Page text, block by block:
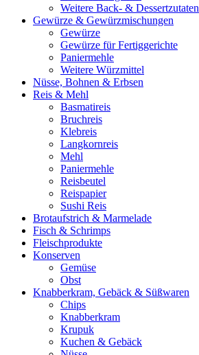
Weitere Back- & Dessertzutaten
Gewürze & Gewürzmischungen
Gewürze
Gewürze für Fertiggerichte
Paniermehle
Weitere Würzmittel
Nüsse, Bohnen & Erbsen
Reis & Mehl
Basmatireis
Bruchreis
Klebreis
Langkornreis
Mehl
Paniermehle
Reisbeutel
Reispapier
Sushi Reis
Brotaufstrich & Marmelade
Fisch & Schrimps
Fleischprodukte
Konserven
Gemüse
Obst
Knabberkram, Gebäck & Süßwaren
Chips
Knabberkram
Krupuk
Kuchen & Gebäck